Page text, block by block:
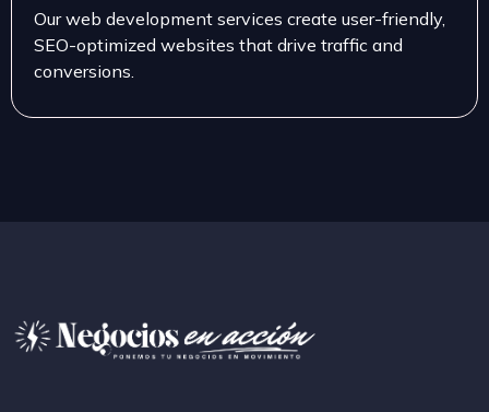
Our web development services create user-friendly,
SEO-optimized websites that drive traffic and
conversions.